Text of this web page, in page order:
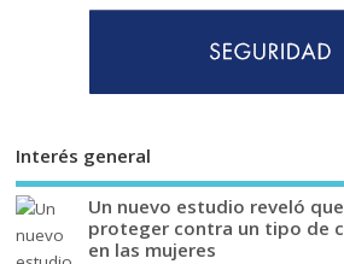
Interés general
Un nuevo estudio reveló
proteger contra un tipo de
en las mujeres